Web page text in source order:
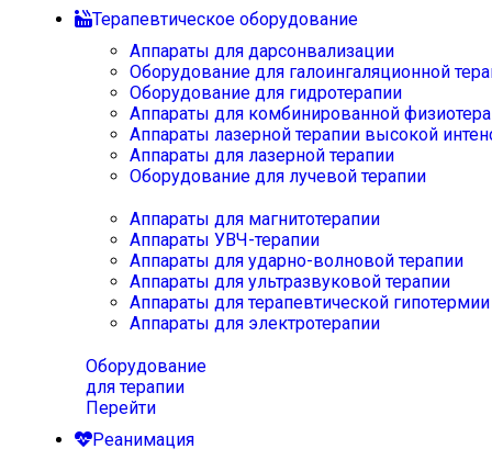
Терапевтическое оборудование
Аппараты для дарсонвализации
Оборудование для галоингаляционной
Оборудование для гидротерапии
Аппараты для комбинированной
Аппараты лазерной терапии высокой
Аппараты для лазерной терапии
Оборудование для лучевой терапии
Аппараты для магнитотерапии
Аппараты УВЧ-терапии
Аппараты для ударно-волновой терапии
Аппараты для ультразвуковой терапии
Аппараты для терапевтической
Аппараты для электротерапии
Оборудование
для терапии
Перейти
Реанимация